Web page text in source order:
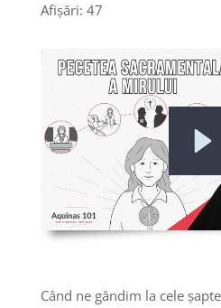
Afișări: 47
Când ne gândim la cele